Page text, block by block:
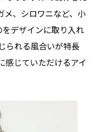
メ、シロワニなど、小
デザインに取り入れ
られる風合いが特長
感じていただけるアイ